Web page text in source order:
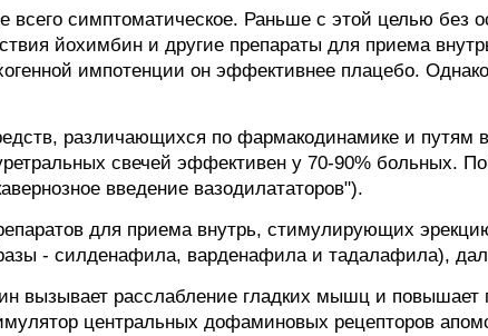
всего симптоматическое. Раньше с этой целью без
йохимбин и другие препараты для приема
импотенции он эффективнее плацебо.
различающихся по фармакодинамике и путям
свечей эффективен у 70-90% больных.
введение вазодилататоров").
для приема внутрь, стимулирующих
- силденафила, варденафила и тадалафила),
вызывает расслабление гладких мышц и повышает
центральных дофаминовых рецепторов